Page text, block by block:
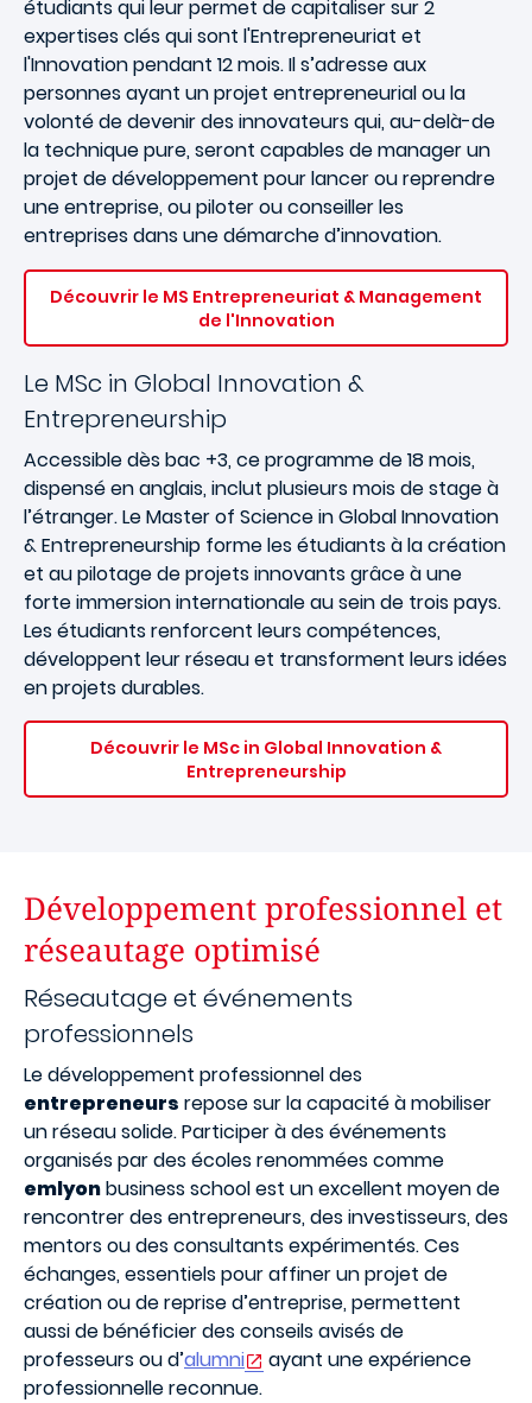
étudiants qui leur permet de capitaliser sur 2
expertises clés qui sont l'Entrepreneuriat et
l'Innovation pendant 12 mois. Il s’adresse aux
personnes ayant un projet entrepreneurial ou la
volonté de devenir des innovateurs qui, au-delà-de
la technique pure, seront capables de manager un
projet de développement pour lancer ou reprendre
une entreprise, ou piloter ou conseiller les
entreprises dans une démarche d’innovation.
Découvrir le MS Entrepreneuriat & Management
de l'Innovation
Le MSc in Global Innovation &
Entrepreneurship
Accessible dès bac +3, ce programme de 18 mois,
dispensé en anglais, inclut plusieurs mois de stage à
l’étranger. Le Master of Science in Global Innovation
& Entrepreneurship forme les étudiants à la création
et au pilotage de projets innovants grâce à une
forte immersion internationale au sein de trois pays.
Les étudiants renforcent leurs compétences,
développent leur réseau et transforment leurs idées
en projets durables.
Découvrir le MSc in Global Innovation &
Entrepreneurship
Développement professionnel et
réseautage optimisé
Réseautage et événements
professionnels
Le développement professionnel des
entrepreneurs repose sur la capacité à mobiliser
un réseau solide. Participer à des événements
organisés par des écoles renommées comme
emlyonbusiness school est un excellent moyen de
rencontrer des entrepreneurs, des investisseurs, des
mentors ou des consultants expérimentés. Ces
échanges, essentiels pour affiner un projet de
création ou de reprise d’entreprise, permettent
aussi de bénéficier des conseils avisés de
professeurs ou d’alumni
ayant une expérience
professionnelle reconnue.